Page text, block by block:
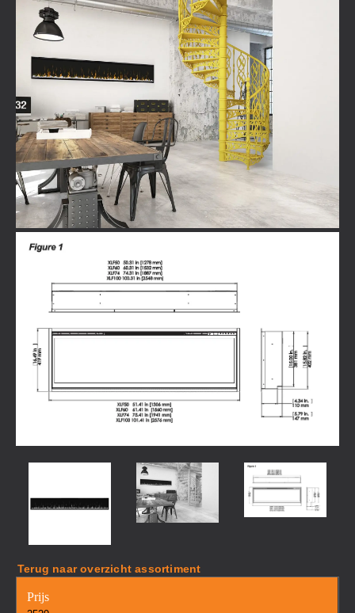
Terug naar overzicht assortiment
Prijs